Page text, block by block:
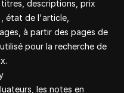
descriptions, prix
état de l'article,
à partir des pages de
pour la recherche de
les notes en